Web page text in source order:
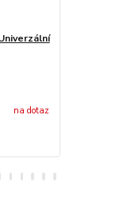
na dotaz